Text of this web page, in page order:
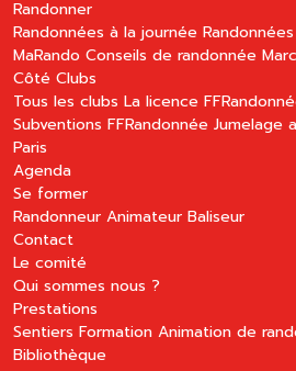
Randonner
Randonnées à la journée
MaRando Conseils de randonnée
Côté Clubs
Tous les clubs La licence
Subventions FFRandonnée Jumelage
Paris
Agenda
Se former
Randonneur Animateur Baliseur
Contact
Le comité
Qui sommes nous ?
Prestations
Sentiers Formation Animation de
Bibliothèque